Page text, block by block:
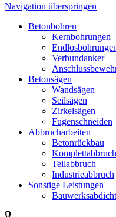
Navigation überspringen
Betonbohren
Kernbohrungen
Verbundanker
Betonsägen
Wandsägen
Seilsägen
Zirkelsägen
Fugenschneiden
Abbrucharbeiten
Betonrückbau
Komplettabbruch
Teilabbruch
Industrieabbruch
Sonstige Leistungen